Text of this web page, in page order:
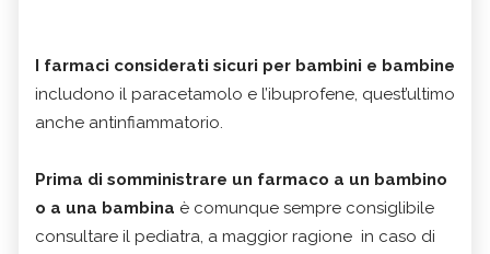
I farmaci considerati sicuri per bambini e bambine
includono il paracetamolo e l’ibuprofene, quest’ultimo
anche antinfiammatorio.
Prima di somministrare un farmaco a un bambino
o a una bambina è comunque sempre consiglibile
consultare il pediatra, a maggior ragione in caso di